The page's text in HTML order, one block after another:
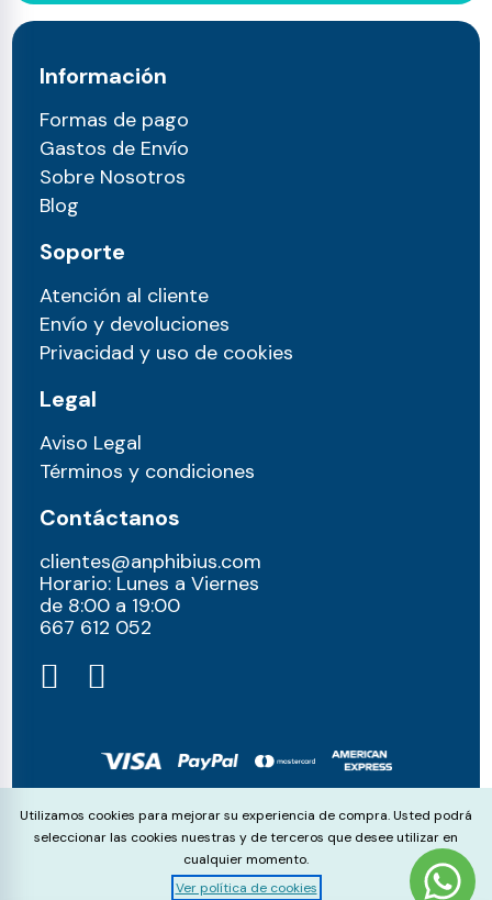
Información
Formas de pago
Gastos de Envío
Sobre Nosotros
Blog
Soporte
Atención al cliente
Envío y devoluciones
Privacidad y uso de cookies
Legal
Aviso Legal
Términos y condiciones
Contáctanos
clientes@anphibius.com
Horario: Lunes a Viernes
de 8:00 a 19:00
667 612 052​
© anphibius, 2026
Pago 100% seguros con:
Cookie Consent
Utilizamos cookies para mejorar su experiencia de compra. Usted podrá
seleccionar las cookies nuestras y de terceros que desee utilizar en
cualquier momento.
Ver política de cookies